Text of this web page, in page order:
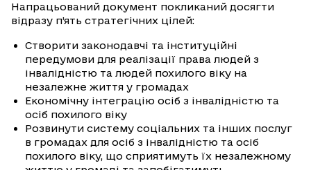
Напрацьований документ покликаний досягти
відразу п’ять стратегічних цілей:
Створити законодавчі та інституційні
передумови для реалізації права людей з
інвалідністю та людей похилого віку на
незалежне життя у громадах
Економічну інтеграцію осіб з інвалідністю та
осіб похилого віку
Розвинути систему соціальних та інших послуг
в громадах для осіб з інвалідністю та осіб
похилого віку, що сприятимуть їх незалежному